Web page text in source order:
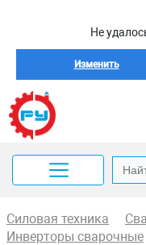
Не
Изменить
Силовая техника
Инверторы сварочные